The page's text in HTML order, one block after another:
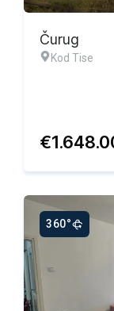
Čurug
Kod Tise
€
360°